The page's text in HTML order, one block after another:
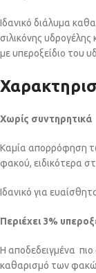
Ιδανικό διάλυμα
σιλικόνης
με υπεροξείδιο του
Χωρίς συντηρητικά
Καμία απορρόφηση
φακού, ειδικότερα
Ιδανικό για
Περιέχει 3%
Η αποδεδειγμένα
καθαρισμό των